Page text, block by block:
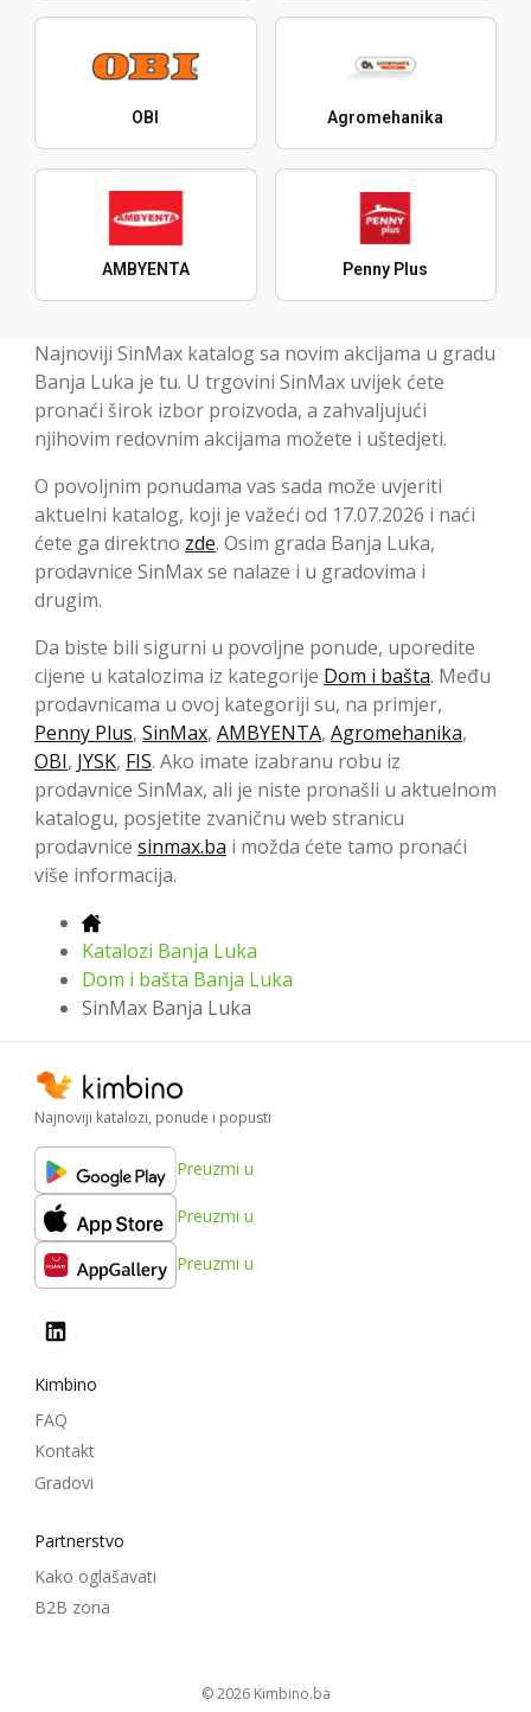
OBI Agromehanika
AMBYENTA Penny Plus
Najnoviji SinMax katalog sa novim akcijama u gradu
Banja Luka je tu. U trgovini SinMax uvijek ćete
pronaći širok izbor proizvoda, a zahvaljujući
njihovim redovnim akcijama možete i uštedjeti.
O povoljnim ponudama vas sada može uvjeriti
aktuelni katalog, koji je važeći od 17.07.2026 i naći
ćete ga direktno zde. Osim grada Banja Luka,
prodavnice SinMax se nalaze i u gradovima i
drugim.
Da biste bili sigurni u povoljne ponude, uporedite
cijene u katalozima iz kategorije Dom i bašta. Među
prodavnicama u ovoj kategoriji su, na primjer,
Penny Plus, SinMax, AMBYENTA, Agromehanika,
OBI, JYSK, FIS. Ako imate izabranu robu iz
prodavnice SinMax, ali je niste pronašli u aktuelnom
katalogu, posjetite zvaničnu web stranicu
prodavnice sinmax.ba i možda ćete tamo pronaći
više informacija.
Katalozi Banja Luka
Dom i bašta Banja Luka
SinMax Banja Luka
Najnoviji katalozi, ponude i popusti
Preuzmi u
Preuzmi u
Preuzmi u
Kimbino
FAQ
Kontakt
Gradovi
Partnerstvo
Kako oglašavati
B2B zona
© 2026 kimbino.ba